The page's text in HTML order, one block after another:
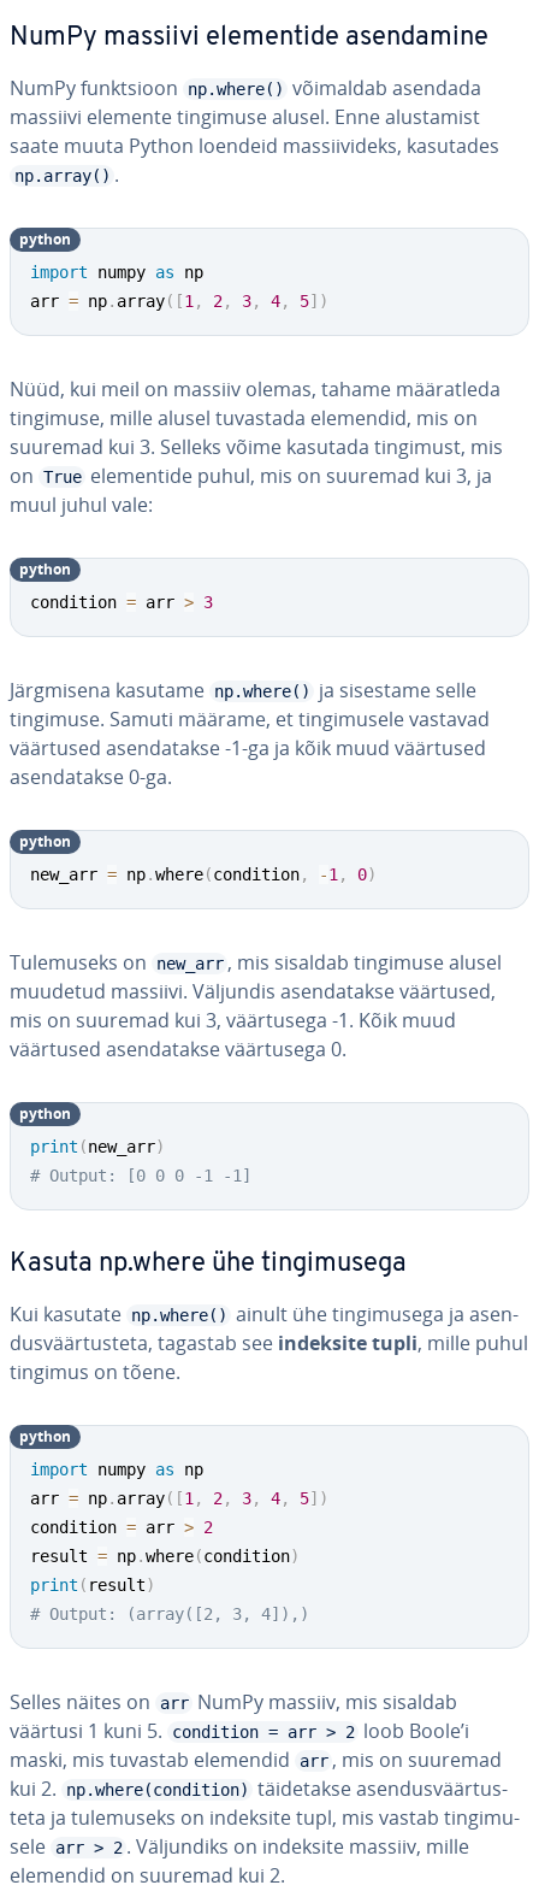
NumPy massiivi ele­men­tide asen­da­mine
NumPy funkt­sioon np.where() võimaldab asendada
massiivi elemente tingimuse alusel. Enne alus­ta­mist
saate muuta Python loendeid mas­sii­vi­deks, kasutades
np.array() .
import numpy as np
arr = np. array( [1 , 2, 3, 4, 5] )
python
Nüüd, kui meil on massiiv olemas, tahame mää­rat­leda
tingimuse, mille alusel tuvastada elemendid, mis on
suuremad kui 3. Selleks võime kasutada tingimust, mis
on True ele­men­tide puhul, mis on suuremad kui 3, ja
muul juhul vale:
condition = arr > 3
python
Järg­misena kasutame np.where()
ja sisestame selle
tingimuse. Samuti määrame, et tin­gi­mu­sele vastavad
väärtused asen­da­takse -1-ga ja kõik muud väärtused
asen­da­takse 0-ga.
new_arr = np.where(condition, -1 , 0)
python
Tu­le­mu­seks on new_arr , mis sisaldab tingimuse alusel
muudetud massiivi. Väljundis asen­da­takse väärtused,
mis on suuremad kui 3, väär­tu­sega -1. Kõik muud
väärtused asen­da­takse väär­tu­sega 0.
print (new_arr)
# Output: [0 0 0 -1 -1]
python
Kasuta np.where ühe tin­gi­mu­sega
Kui kasutate np.where() ainult ühe tin­gi­mu­sega ja asen­
dus­väär­tus­teta, tagastab see indeksite tupli, mille puhul
tingimus on tõene.
import numpy as np
arr = np. array( [1 , 2, 3, 4, 5] )
condition = arr > 2
result = np.where(condition)
print ( result)
# Output: (array([2, 3, 4]),)
python
Selles näites on arr NumPy massiiv, mis sisaldab
väärtusi 1 kuni 5.
condition = arr > 2 loob Boole’i
maski, mis tuvastab elemendid
arr , mis on suuremad
kui 2.
np.where(condition) täi­de­takse asen­dus­väär­tus­
teta ja tu­le­mu­seks on indeksite tupl, mis vastab tin­gi­mu­
sele arr > 2 . Väl­jun­diks on indeksite massiiv, mille
elemendid on suuremad kui 2.